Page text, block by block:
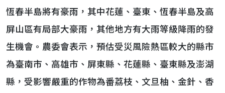
恆春半島將有豪雨，其中花蓮、臺東、恆春半島及高
屏山區有局部大豪雨，其他地方有大雨等級降雨的發
生機會。農委會表示，預估受災風險熱區較大的縣市
為臺南市、高雄市、屏東縣、花蓮縣、臺東縣及澎湖
縣，受影響嚴重的作物為番荔枝、文旦柚、金針、香